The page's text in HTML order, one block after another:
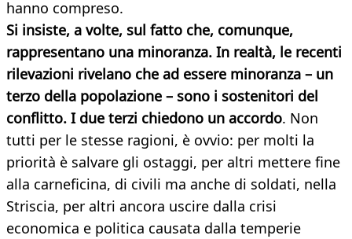
hanno compreso.
Si insiste, a volte, sul fatto che, comunque,
rappresentano una minoranza. In realtà, le recenti
rilevazioni rivelano che ad essere minoranza – un
terzo della popolazione – sono i sostenitori del
conflitto. I due terzi chiedono un accordo. Non
tutti per le stesse ragioni, è ovvio: per molti la
priorità è salvare gli ostaggi, per altri mettere fine
alla carneficina, di civili ma anche di soldati, nella
Striscia, per altri ancora uscire dalla crisi
economica e politica causata dalla temperie